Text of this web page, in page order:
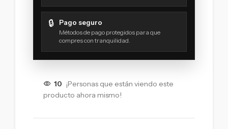
🔒 Pago seguro
Métodos de pago protegidos para que
compres con tranquilidad.
10 ¡Personas que están viendo este
producto ahora mismo!